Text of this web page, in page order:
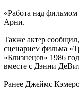
«Работа над
Арни.
Также актер сообщил,
сценарием фильма
«Близнецов» 1986
вместе с Дэнни
Ранее Джеймс